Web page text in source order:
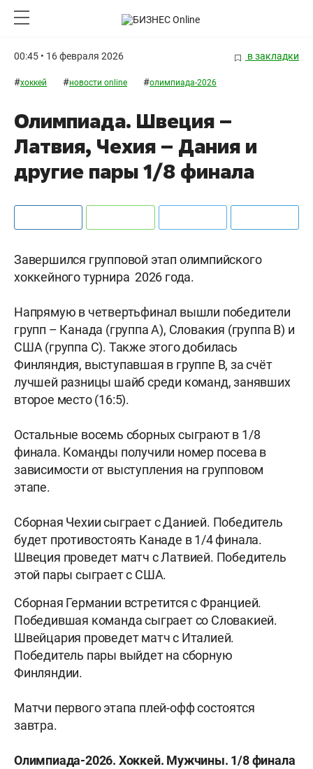
00:45 • 16 февраля 2026 в закладки
#хоккей #новости online #олимпиада-2026
Олимпиада. Швеция –
Латвия, Чехия – Дания и
другие пары 1/8 финала
Завершился групповой этап олимпийского
хоккейного турнира 2026 года.
Напрямую в четвертьфинал вышли победители
групп – Канада (группа А), Словакия (группа B) и
США (группа C). Также этого добилась
Финляндия, выступавшая в группе B, за счёт
лучшей разницы шайб среди команд, занявших
второе место (16:5).
Остальные восемь сборных сыграют в 1/8
финала. Команды получили номер посева в
зависимости от выступления на групповом
этапе.
Сборная Чехии сыграет с Данией. Победитель
будет противостоять Канаде в 1/4 финала.
Швеция проведет матч с Латвией. Победитель
этой пары сыграет с США.
Сборная Германии встретится с Францией.
Победившая команда сыграет со Словакией.
Швейцария проведет матч с Италией.
Победитель пары выйдет на сборную
Финляндии.
Матчи первого этапа плей-офф состоятся
завтра.
Олимпиада-2026. Хоккей. Мужчины. 1/8 финала